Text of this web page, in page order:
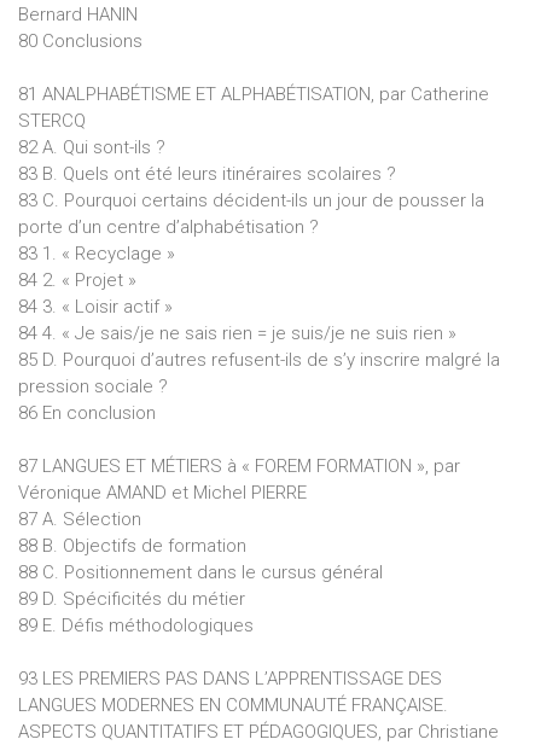
Bernard HANIN
80 Conclusions
81 ANALPHABÉTISME ET ALPHABÉTISATION, par Catherine
STERCQ
82 A. Qui sont-ils ?
83 B. Quels ont été leurs itinéraires scolaires ?
83 C. Pourquoi certains décident-ils un jour de pousser la
porte d’un centre d’alphabétisation ?
83 1. « Recyclage »
84 2. « Projet »
84 3. « Loisir actif »
84 4. « Je sais/je ne sais rien = je suis/je ne suis rien »
85 D. Pourquoi d’autres refusent-ils de s’y inscrire malgré la
pression sociale ?
86 En conclusion
87 LANGUES ET MÉTIERS à « FOREM FORMATION », par
Véronique AMAND et Michel PIERRE
87 A. Sélection
88 B. Objectifs de formation
88 C. Positionnement dans le cursus général
89 D. Spécificités du métier
89 E. Défis méthodologiques
93 LES PREMIERS PAS DANS L’APPRENTISSAGE DES
LANGUES MODERNES EN COMMUNAUTÉ FRANÇAISE.
ASPECTS QUANTITATIFS ET PÉDAGOGIQUES, par Christiane